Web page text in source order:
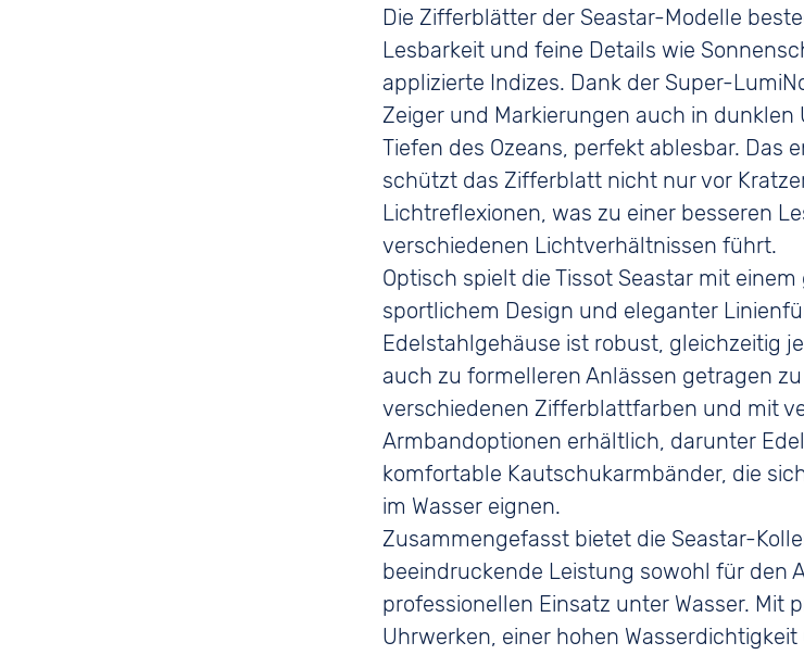
Die Zifferblätter der Seastar-Modelle
Lesbarkeit und feine Details wie
applizierte Indizes. Dank der Super-
Zeiger und Markierungen auch in
Tiefen des Ozeans, perfekt ablesbar. Das
schützt das Zifferblatt nicht nur vor
Lichtreflexionen, was zu einer besseren
verschiedenen Lichtverhältnissen führt.
Optisch spielt die Tissot Seastar mit
sportlichem Design und eleganter
Edelstahlgehäuse ist robust, gleichzeitig
auch zu formelleren Anlässen getragen
verschiedenen Zifferblattfarben und mit
Armbandoptionen erhältlich, darunter
komfortable Kautschukarmbänder, die
im Wasser eignen.
Zusammengefasst bietet die Seastar-
beeindruckende Leistung sowohl für den
professionellen Einsatz unter Wasser. Mit
Uhrwerken, einer hohen